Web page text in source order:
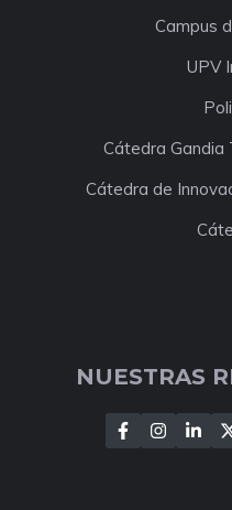
Campus
UPV
Cátedra Gandia
Cátedra de
NUESTRAS